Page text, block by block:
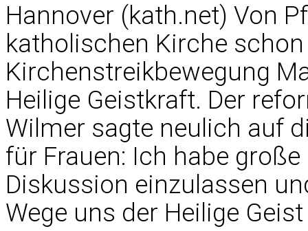
Hannover (kath.net) Von
katholischen Kirche
Kirchenstreikbewegung
Heilige Geistkraft. Der
Wilmer sagte neulich auf
für Frauen: Ich habe
Diskussion einzulassen
Wege uns der Heilige Geist